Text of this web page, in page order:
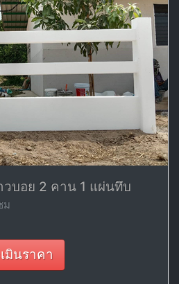
วบอย 2 คาน 1 แผ่นทึบ
ม
มินราคา